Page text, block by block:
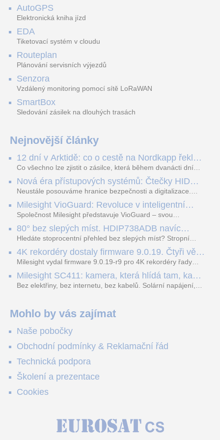
Designový kryt montážní
krabice - AJAX CoverPlate -
instalaci. Barva
Yealink
AutoGPS
Elektronická kniha jízd
EDA
Tiketovací systém v cloudu
Routeplan
Plánování servisních výjezdů
Senzora
Vzdálený monitoring pomocí sítě LoRaWAN
SmartBox
Sledování zásilek na dlouhých trasách
Nejnovější články
12 dní v Arktidě: co o cestě na Nordkapp řekla
data ze SMARTBOX 2 MAX
Co všechno lze zjistit o zásilce, která během dvanácti dní
projede Arktidou? SMARTBOX 2 MAX jsme vzali na trasu z
Tromsø přes Lofoty, Kirunu a finské Laponsko až na
Nordkapp. Bez jediného dobití, v mrazu až −13 °C a mimo
otřesy i náklon. Výsledkem není jen čára na mapě, ale
podrobný datový příběh celé cesty.
Nová éra přístupových systémů: Čtečky HID
Signo
Neustále posouváme hranice bezpečnosti a digitalizace.
v oblasti kontroly přístupu – moderní a vysoce univerzální
čtečky HID Signo.
Milesight VioGuard: Revoluce v inteligentní
detekci dopravních přestupků
Společnost Milesight představuje VioGuard – svou
dopravních přestupků. Tento systém, poháněný
sofistikovanými algoritmy umělé inteligence (AI), je navržen
tak, aby poskytoval komplexní nástroje pro vymáhání
dopravních předpisů, zvyšoval bezpečnost na silnicích a
optimalizoval plynulost dopravy v moderních městech.
80° bez slepých míst. HDIP738ADB navíc
streamuje na YouTube – bez PC.
Hledáte stoprocentní přehled bez slepých míst? Stropní
panoramatická kamera HDIP738ADB skládá obraz ze dvou
4MP senzorů SONY do jednoho čistého 180° záběru bez
zkreslení. K tomu přidává AI detekci osob a vozidel,
YouTube – bez běžícího počítače.
4K rekordéry dostaly firmware 9.0.19. Čtyři věci,
které musíte vědět.
Milesight vydal firmware 9.0.19-r9 pro 4K rekordéry řady
které vám zjednoduší práci – a jedna z nich vám ušetří
spoustu zbytečných výjezdů k zákazníkům.
Milesight SC411: kamera, která hlídá tam, kam
kabel nedosáhne
Bez elektřiny, bez internetu, bez kabelů. Solární napájení,
váš telefon. Podívejte se na video.
Mohlo by vás zajímat
Naše pobočky
Obchodní podmínky & Reklamační řád
Technická podpora
Školení a prezentace
Cookies